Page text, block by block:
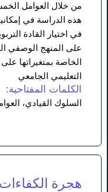
من خلال العوامل
هذه الدراسة في
في اختيار القادة
على المنهج الوصفي
التعليمي الجامعي
الكلمات المفتاحية:
السلوك القيادي،
هجرة الكفاءات